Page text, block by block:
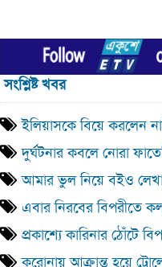
সংশ্লিষ্ট খবর
ইলিয়াসকে বিয়ে করলেন
দুর্ঘটনার কবলে নোরা
আমার ভুল নিয়ে বইও
এবার নিরবের বিপরীতে
প্রকাশ্যে কারিনার ঠোঁটে
করোনায় আক্রান্ত হয়ে